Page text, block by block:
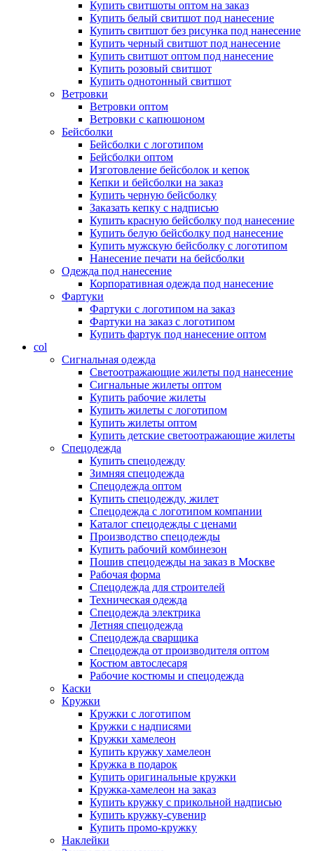
Купить свитшоты оптом на заказ
Купить белый свитшот под нанесение
Купить свитшот без рисунка под нанесение
Купить черный свитшот под нанесение
Купить свитшот оптом под нанесение
Купить розовый свитшот
Купить однотонный свитшот
Ветровки
Ветровки оптом
Ветровки с капюшоном
Бейсболки
Бейсболки с логотипом
Бейсболки оптом
Изготовление бейсболок и кепок
Кепки и бейсболки на заказ
Купить черную бейсболку
Заказать кепку с надписью
Купить красную бейсболку под нанесение
Купить белую бейсболку под нанесение
Купить мужскую бейсболку с логотипом
Нанесение печати на бейсболки
Одежда под нанесение
Корпоративная одежда под нанесение
Фартуки
Фартуки с логотипом на заказ
Фартуки на заказ с логотипом
Купить фартук под нанесение оптом
col
Сигнальная одежда
Светоотражающие жилеты под нанесение
Сигнальные жилеты оптом
Купить рабочие жилеты
Купить жилеты с логотипом
Купить жилеты оптом
Купить детские светоотражающие жилеты
Спецодежда
Купить спецодежду
Зимняя спецодежда
Спецодежда оптом
Купить спецодежду, жилет
Спецодежда с логотипом компании
Каталог спецодежды с ценами
Производство спецодежды
Купить рабочий комбинезон
Пошив спецодежды на заказ в Москве
Рабочая форма
Спецодежда для строителей
Техническая одежда
Спецодежда электрика
Летняя спецодежда
Спецодежда сварщика
Спецодежда от производителя оптом
Костюм автослесаря
Рабочие костюмы и спецодежда
Каски
Кружки
Кружки с логотипом
Кружки с надписями
Кружки хамелеон
Купить кружку хамелеон
Кружка в подарок
Купить оригинальные кружки
Кружка-хамелеон на заказ
Купить кружку с прикольной надписью
Купить кружку-сувенир
Купить промо-кружку
Наклейки